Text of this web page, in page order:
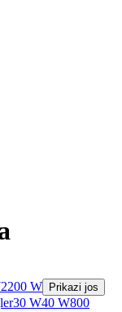
2200 W Prikazi jos
30 W40 W800